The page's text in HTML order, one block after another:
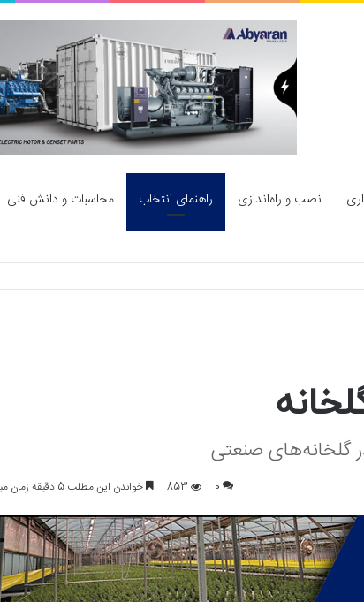
نصب و راه‌اندازی راهنمای انتخاب محاسبات و دانش فنی
گلخانه‌های صنعتی
0
853 خواندن این مطلب 5 دقیقه زمان میبرد